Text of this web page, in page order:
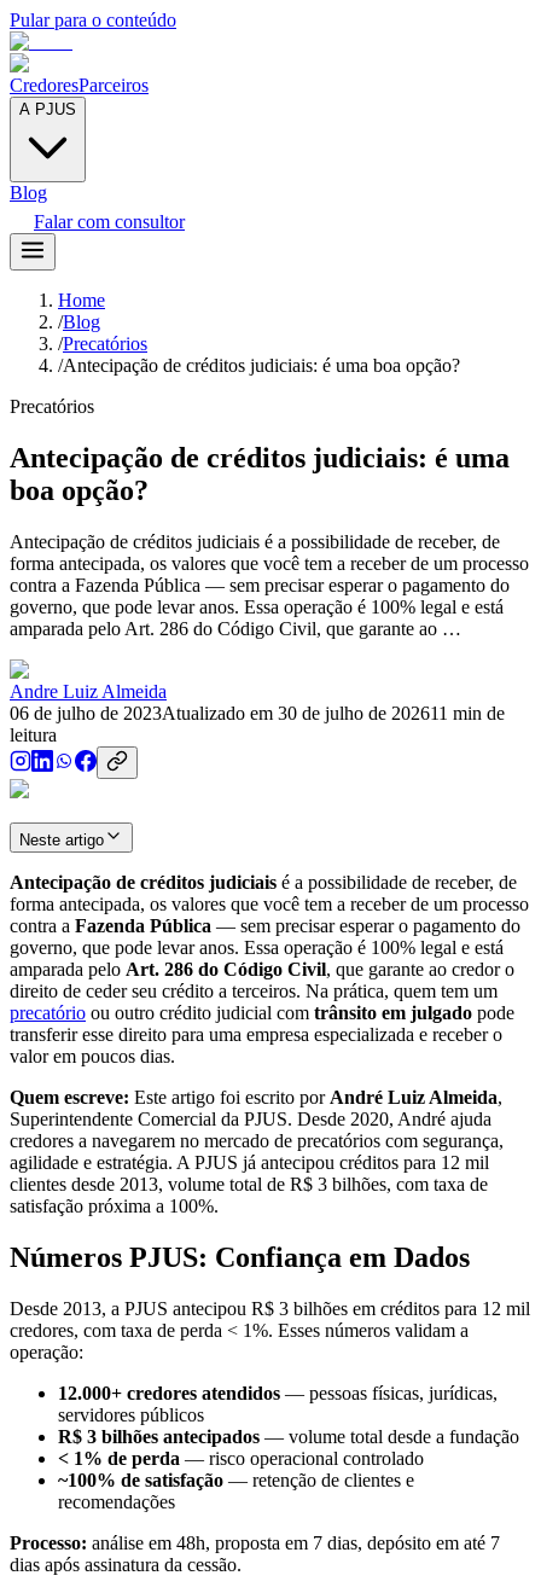
Pular para o conteúdo
CredoresParceiros
A PJUS
Blog
Falar com consultor
Home
/Blog
/Precatórios
/Antecipação de créditos judiciais: é uma boa opção?
Precatórios
Antecipação de créditos judiciais: é uma
boa opção?
Antecipação de créditos judiciais é a possibilidade de receber, de
forma antecipada, os valores que você tem a receber de um processo
contra a Fazenda Pública — sem precisar esperar o pagamento do
governo, que pode levar anos. Essa operação é 100% legal e está
amparada pelo Art. 286 do Código Civil, que garante ao …
Andre Luiz Almeida
06 de julho de 2023Atualizado em 30 de julho de 202611 min de
leitura
Neste artigo
Antecipação de créditos judiciais é a possibilidade de receber, de
forma antecipada, os valores que você tem a receber de um processo
contra a Fazenda Pública — sem precisar esperar o pagamento do
governo, que pode levar anos. Essa operação é 100% legal e está
amparada pelo Art. 286 do Código Civil, que garante ao credor o
direito de ceder seu crédito a terceiros. Na prática, quem tem um
precatório ou outro crédito judicial com trânsito em julgado pode
transferir esse direito para uma empresa especializada e receber o
valor em poucos dias.
Quem escreve: Este artigo foi escrito por André Luiz Almeida,
Superintendente Comercial da PJUS. Desde 2020, André ajuda
credores a navegarem no mercado de precatórios com segurança,
agilidade e estratégia. A PJUS já antecipou créditos para 12 mil
clientes desde 2013, volume total de R$ 3 bilhões, com taxa de
satisfação próxima a 100%.
Números PJUS: Confiança em Dados
Desde 2013, a PJUS antecipou R$ 3 bilhões em créditos para 12 mil
credores, com taxa de perda < 1%. Esses números validam a
operação:
12.000+ credores atendidos — pessoas físicas, jurídicas,
servidores públicos
R$ 3 bilhões antecipados — volume total desde a fundação
< 1% de perda — risco operacional controlado
~100% de satisfação — retenção de clientes e
recomendações
Processo: análise em 48h, proposta em 7 dias, depósito em até 7
dias após assinatura da cessão.